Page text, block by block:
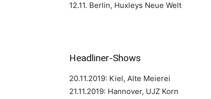
12.11. Berlin, Huxleys Neue Welt
Headliner-Shows
20.11.2019: Kiel, Alte Meierei
21.11.2019: Hannover, UJZ Korn